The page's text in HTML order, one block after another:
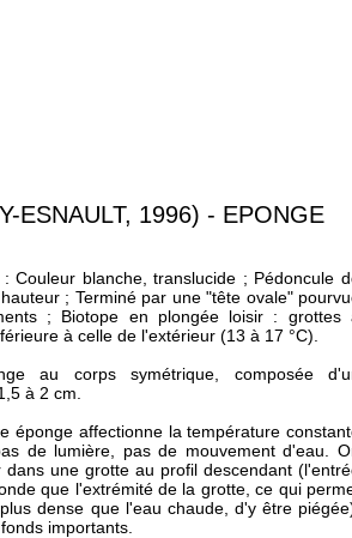
ESNAULT, 1996) - EPONGE
: Couleur blanche, translucide ; Pédoncule
; Terminé par une "tête ovale"
; Biotope en plongée loisir : grottes
à celle de l'extérieur (13 à 17 °C).
au corps symétrique, composée
à 2 cm.
éponge affectionne la température
de lumière, pas de mouvement d'eau.
dans une grotte au profil descendant
que l'extrémité de la grotte, ce qui
dense que l'eau chaude, d'y être
importants.